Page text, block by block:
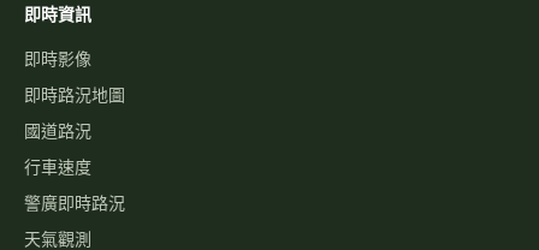
即時資訊
即時影像
即時路況地圖
國道路況
行車速度
警廣即時路況
天氣觀測